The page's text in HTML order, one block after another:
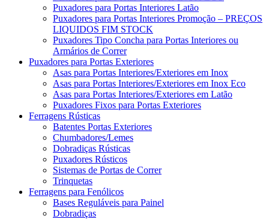
Puxadores para Portas Interiores Latão
Puxadores para Portas Interiores Promoção – PREÇOS
LIQUIDOS FIM STOCK
Puxadores Tipo Concha para Portas Interiores ou
Armários de Correr
Puxadores para Portas Exteriores
Asas para Portas Interiores/Exteriores em Inox
Asas para Portas Interiores/Exteriores em Inox Eco
Asas para Portas Interiores/Exteriores em Latão
Puxadores Fixos para Portas Exteriores
Ferragens Rústicas
Batentes Portas Exteriores
Chumbadores/Lemes
Dobradiças Rústicas
Puxadores Rústicos
Sistemas de Portas de Correr
Trinquetas
Ferragens para Fenólicos
Bases Reguláveis para Painel
Dobradiças